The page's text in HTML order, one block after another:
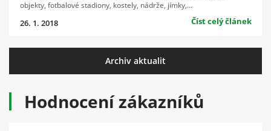
objekty, fotbalové stadiony, kostely, nádrže, jímky,…
26. 1. 2018 Číst celý článek
Archiv aktualit
Hodnocení zákazníků